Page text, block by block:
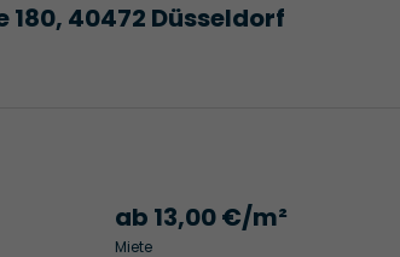
40472 Düsseldorf
ab 13,00 €/m²
Miete